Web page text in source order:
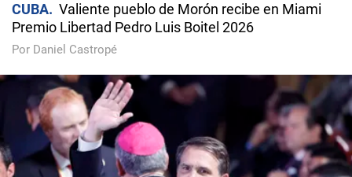
CUBA
Valiente pueblo de Morón recibe en Miami
Premio Libertad Pedro Luis Boitel 2026
Por Daniel Castropé